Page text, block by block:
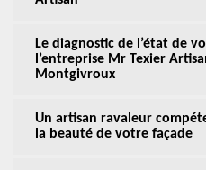
Le diagnostic de l’état de
l’entreprise Mr Texier
Montgivroux
Un artisan ravaleur
la beauté de votre façade